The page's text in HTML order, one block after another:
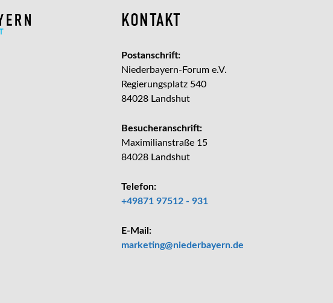
KONTAKT
Postanschrift:
Niederbayern-Forum e.V.
Regierungsplatz 540
84028 Landshut
Besucheranschrift:
Maximilianstraße 15
84028 Landshut
Telefon:
+49871 97512 - 931
E-Mail:
marketing
_at_
niederbayern.de